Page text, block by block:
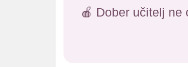
🍎 Dober učitelj